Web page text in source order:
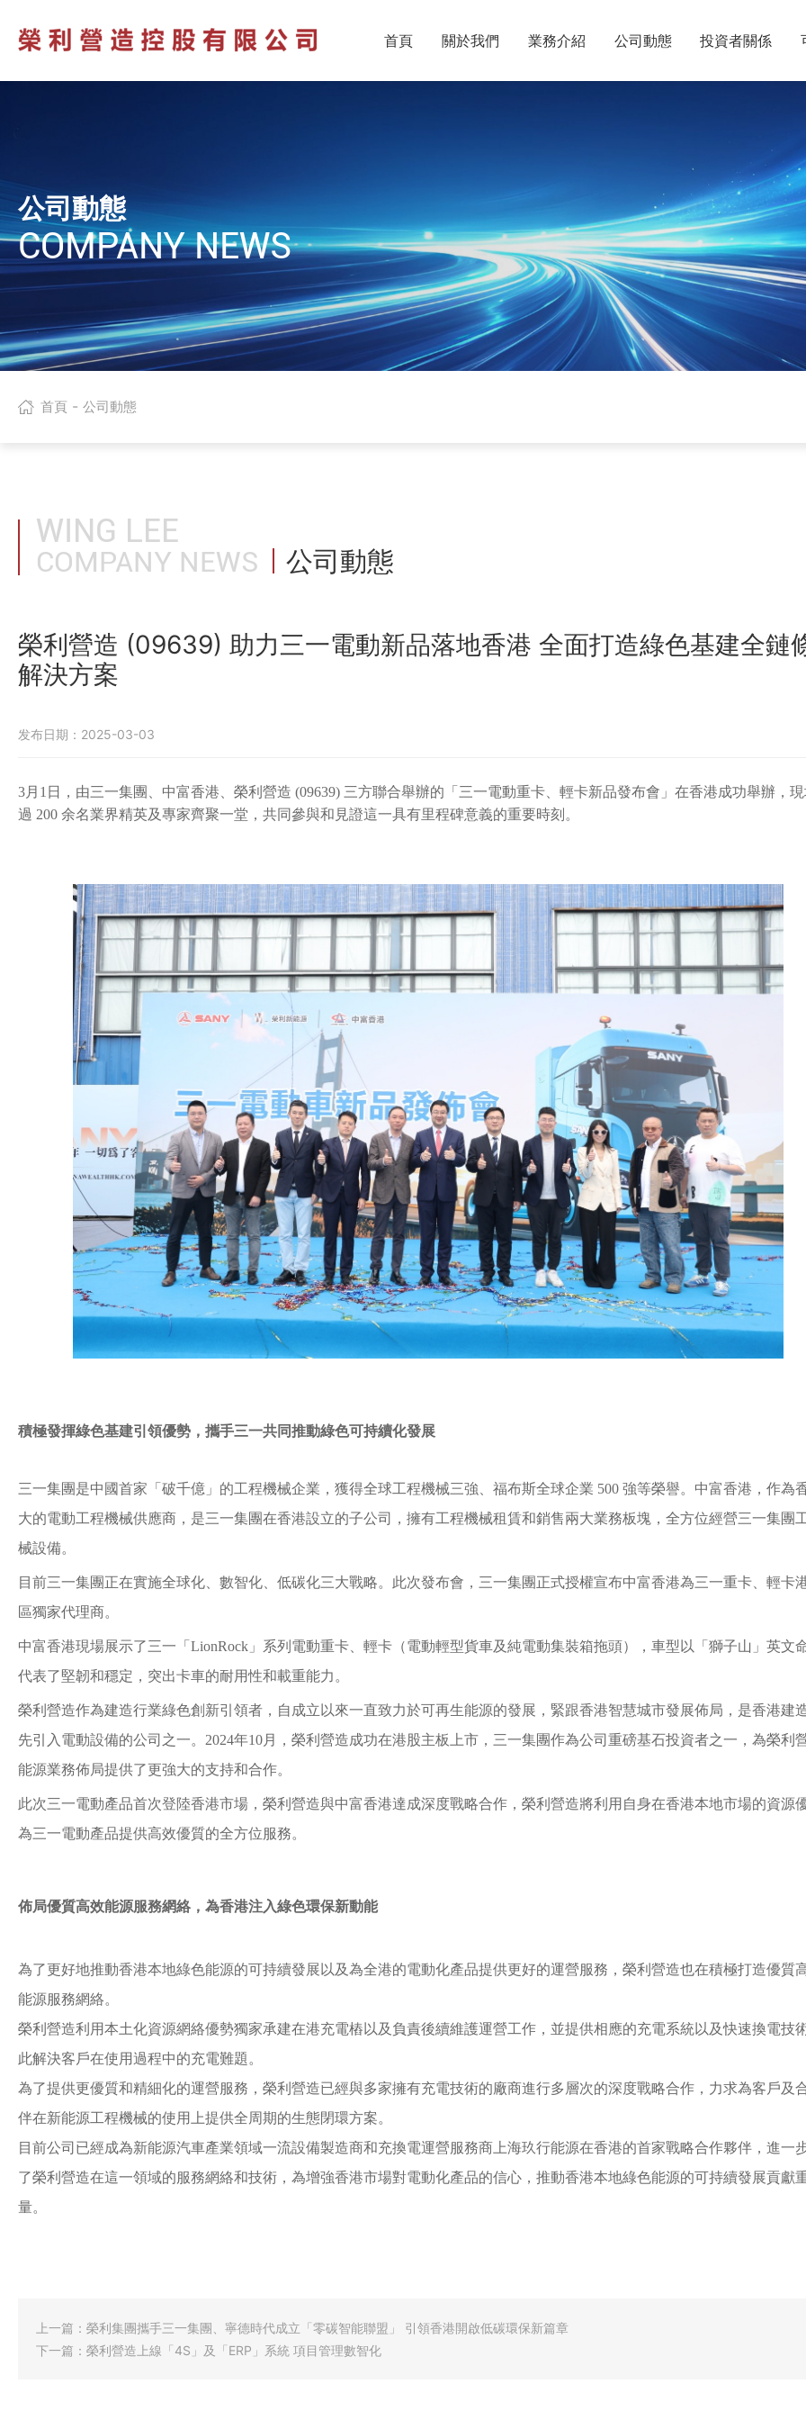
首頁 關於我們 業務介紹 公司動態 投資者關係
公司動態
COMPANY NEWS
首頁 - 公司動態
WING LEE
COMPANY NEWS 公司動態
榮利營造 (09639) 助力三一電動新品落地香港 全面打造綠色基建全鏈
解決方案
发布日期： 2025-03-03
3月1日，由三一集團、中富香港、榮利營造 (09639) 三方聯合舉辦的「三一電動重卡、輕卡新品發布會」在香港成功舉辦，現
過 200 余名業界精英及專家齊聚一堂，共同參與和見證這一具有里程碑意義的重要時刻。
積極發揮綠色基建引領優勢，攜手三一共同推動綠色可持續化發展
三一集團是中國首家「破千億」的工程機械企業，獲得全球工程機械三強、福布斯全球企業 500 強等榮譽。中富香港，作為
大的電動工程機械供應商，是三一集團在香港設立的子公司，擁有工程機械租賃和銷售兩大業務板塊，全方位經營三一集團
械設備。
目前三一集團正在實施全球化、數智化、低碳化三大戰略。此次發布會，三一集團正式授權宣布中富香港為三一重卡、輕卡
區獨家代理商。
中富香港現場展示了三一「LionRock」系列電動重卡、輕卡（電動輕型貨車及純電動集裝箱拖頭），車型以「獅子山」英文
代表了堅韌和穩定，突出卡車的耐用性和載重能力。
榮利營造作為建造行業綠色創新引領者，自成立以來一直致力於可再生能源的發展，緊跟香港智慧城市發展佈局，是香港建
先引入電動設備的公司之一。2024年10月，榮利營造成功在港股主板上市，三一集團作為公司重磅基石投資者之一，為榮利
能源業務佈局提供了更強大的支持和合作。
此次三一電動產品首次登陸香港市場，榮利營造與中富香港達成深度戰略合作，榮利營造將利用自身在香港本地市場的資源
為三一電動產品提供高效優質的全方位服務。
佈局優質高效能源服務網絡，為香港注入綠色環保新動能
為了更好地推動香港本地綠色能源的可持續發展以及為全港的電動化產品提供更好的運營服務，榮利營造也在積極打造優質
能源服務網絡。
榮利營造利用本土化資源網絡優勢獨家承建在港充電樁以及負責後續維護運營工作，並提供相應的充電系統以及快速換電技
此解決客戶在使用過程中的充電難題。
為了提供更優質和精細化的運營服務，榮利營造已經與多家擁有充電技術的廠商進行多層次的深度戰略合作，力求為客戶及
伴在新能源工程機械的使用上提供全周期的生態閉環方案。
目前公司已經成為新能源汽車產業領域一流設備製造商和充換電運營服務商上海玖行能源在香港的首家戰略合作夥伴，進一
了榮利營造在這一領域的服務網絡和技術，為增強香港市場對電動化產品的信心，推動香港本地綠色能源的可持續發展貢獻
量。
上一篇： 榮利集團攜手三一集團、寧德時代成立「零碳智能聯盟」 引領香港開啟低碳環保新篇章
下一篇： 榮利營造上線「4S」及「ERP」系統 項目管理數智化